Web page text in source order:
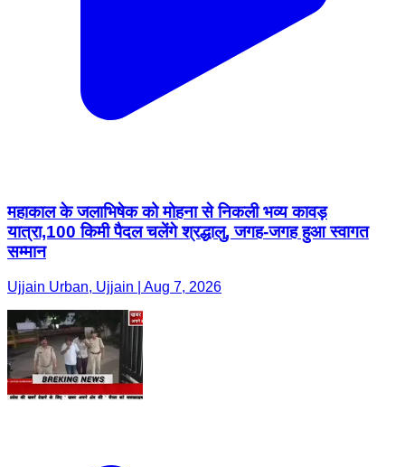
महाकाल के जलाभिषेक को मोहना से निकली भव्य कावड़
यात्रा,100 किमी पैदल चलेंगे श्रद्धालु, जगह-जगह हुआ स्वागत
सम्मान
Ujjain Urban, Ujjain | Aug 7, 2026